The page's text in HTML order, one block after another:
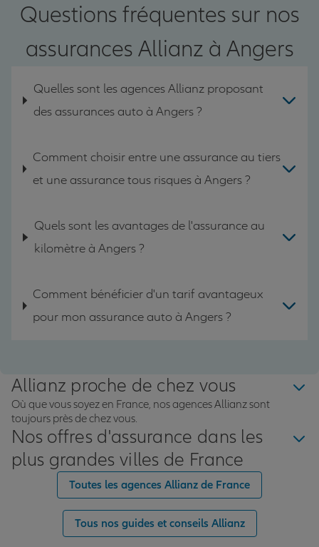
Questions fréquentes sur nos
assurances Allianz à Angers
Quelles sont les agences Allianz proposant
des assurances auto à Angers ?
Comment choisir entre une assurance au tiers
et une assurance tous risques à Angers ?
Quels sont les avantages de l'assurance au
kilomètre à Angers ?
Comment bénéficier d'un tarif avantageux
pour mon assurance auto à Angers ?
Allianz proche de chez vous
Où que vous soyez en France, nos agences Allianz sont
toujours près de chez vous.
Nos offres d'assurance dans les
plus grandes villes de France
Toutes les agences Allianz de France
Tous nos guides et conseils Allianz